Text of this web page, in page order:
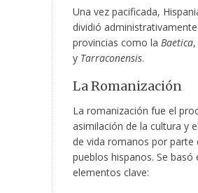
Una vez pacificada,
dividió
provincias como la Baetica,
y Tarraconensis.
La Romanización
La romanización fue el
asimilación de la cultura y
de vida romanos por parte
pueblos hispanos. Se basó
elementos clave: